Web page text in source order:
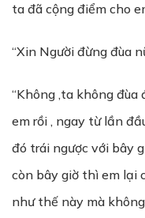
ta đã cộng điểm cho
“Xin Người đừng đùa
“Không ,ta không
em rồi , ngay từ lần
đó trái ngược với bây
còn bây giờ thì em lại
như thế này mà